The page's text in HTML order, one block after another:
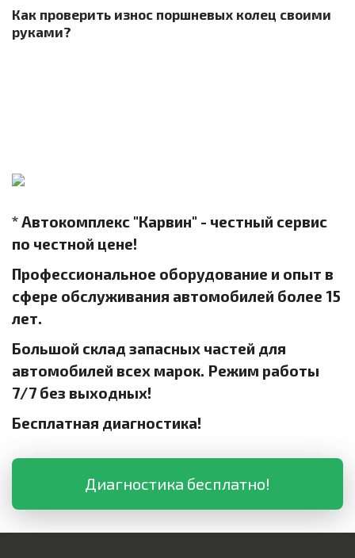
Как проверить износ поршневых колец своими
руками?
* Автокомплекс "Карвин" - честный сервис
по честной цене!
Профессиональное оборудование и опыт в
сфере обслуживания автомобилей более 15
лет.
Большой склад запасных частей для
автомобилей всех марок. Режим работы
7/7 без выходных!
Бесплатная диагностика!
Диагностика бесплатно!